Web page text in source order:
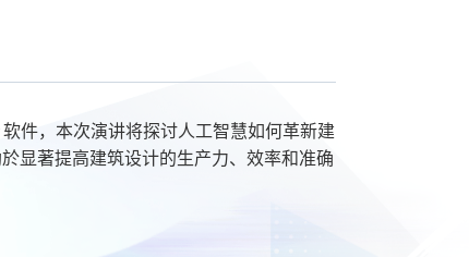
件，本次演讲将探讨人工智慧如何革新建
显著提高建筑设计的生产力、效率和准确